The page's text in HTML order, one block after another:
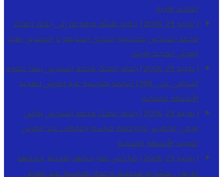
المجيدالاخبار
[ يوليو 29, 2026 ]
برقية تهنئة مرفوعة إلى جلالة الملك
محمد السادس بمناسبة الذكرى السابعة و العشرين لعيد
العرش المجيدالاخبار
[ يوليو 29, 2026 ]
جلالة الملك محمد السادس يصدر عفوه
السامي على 1788 شخصا بمناسبة عيد العرش المجيد
الأنشطة الملكية
[ يوليو 29, 2026 ]
جلالة الملك محمد السادس يترأس
يومي الخميس والجمعة مراسم احتفالات عيد العرش
المجيدالأنشطة الملكية
[ يوليو 29, 2026 ]
مراكش تعزز بنياتها التحتية وعرضها
التربوي بمشاريع هيكلية واعدة بمناسبة عيد العرش